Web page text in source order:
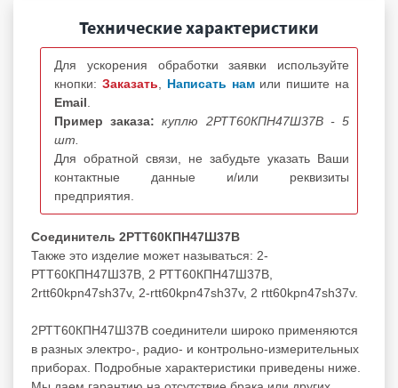
Технические характеристики
Для ускорения обработки заявки используйте
кнопки: Заказать Написать нам или пишите на
Email
Пример заказа: куплю 2РТТ60КПН47Ш37В - 5
шт.
Для обратной связи, не забудьте указать Ваши
контактные данные и/или реквизиты
предприятия.
Соединитель 2РТТ60КПН47Ш37В
Также это изделие может называться: 2-
РТТ60КПН47Ш37В, 2 РТТ60КПН47Ш37В,
2rtt60kpn47sh37v, 2-rtt60kpn47sh37v, 2 rtt60kpn47sh37v.
2РТТ60КПН47Ш37В соединители широко применяются
в разных электро-, радио- и контрольно-измерительных
приборах. Подробные характеристики приведены ниже.